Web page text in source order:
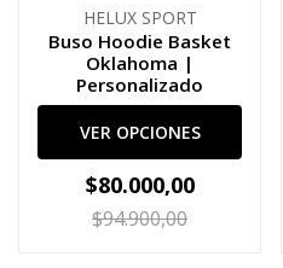
HELUX SPORT
Buso Hoodie Basket
Oklahoma |
Personalizado
VER OPCIONES
$80.000,00
$94.900,00